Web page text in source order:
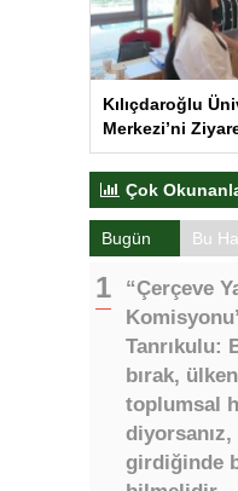
Kılıçdaroğlu
Merkezi’ni
Çok
Bugün Bu
“Çerçeve
Tanrıkulu:
bırak,
toplumsal
girdiğinde